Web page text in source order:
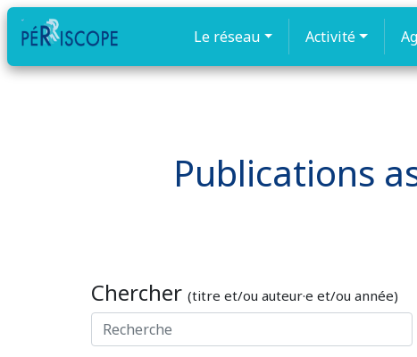
Le réseau Activité
Publications
Chercher (titre et/ou auteur·e et/ou année)